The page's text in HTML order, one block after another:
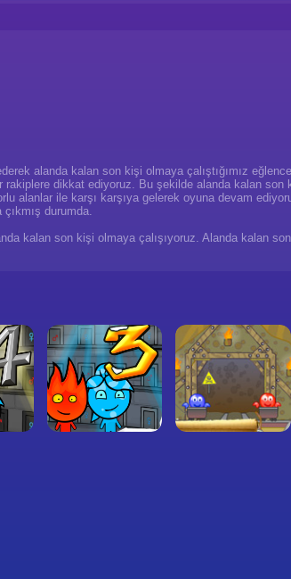
alanda kalan son kişi olmaya çalıştığımız
dikkat ediyoruz. Bu şekilde alanda kalan
alanlar ile karşı karşıya gelerek oyuna devam
çıkmış durumda.
kalan son kişi olmaya çalışıyoruz. Alanda kalan